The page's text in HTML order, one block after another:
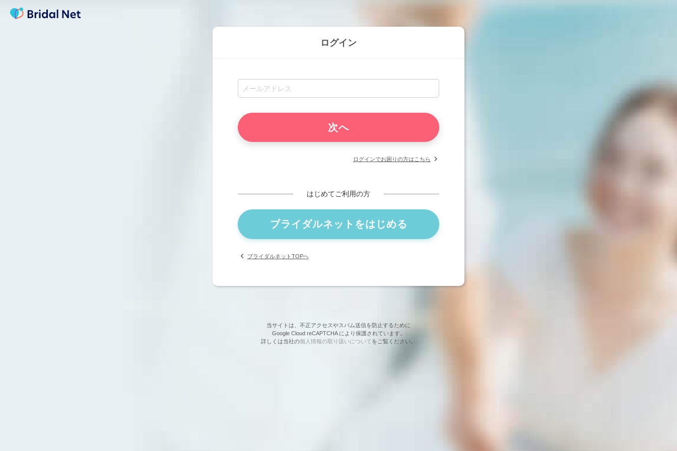
ログイン
ログインでお困りの方はこちら
はじめてご利用の方
ブライダルネットをはじめる
ブライダルネットTOPへ
当サイトは、不正アクセスやスパム送信を防止するために
Google Cloud reCAPTCHA により保護されています。
詳しくは当社の個人情報の取り扱いについてをご覧ください。